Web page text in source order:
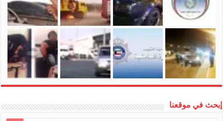
إبحث في موقعنا